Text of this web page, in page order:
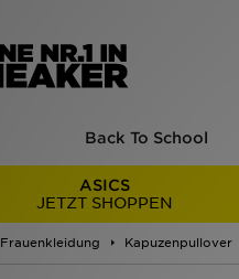
Back To School
ASICS
JETZT SHOPPEN
Frauenkleidung Kapuzenpullover